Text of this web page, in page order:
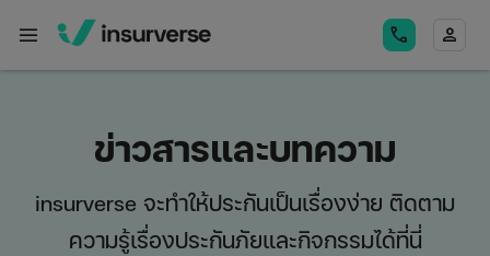
menu call person
ข่าวสารและบทความ
insurverse จะทำให้ประกันเป็นเรื่องง่าย ติดตาม
ความรู้เรื่องประกันภัยและกิจกรรมได้ที่นี่